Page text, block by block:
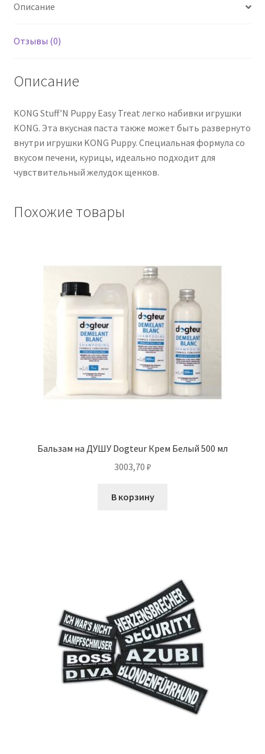
Описание
Отзывы (0)
Описание
KONG Stuff’N Puppy Easy Treat легко набивки игрушки
KONG. Эта вкусная паста также может быть развернуто
внутри игрушки KONG Puppy. Специальная формула со
вкусом печени, курицы, идеально подходит для
чувствительный желудок щенков.
Похожие товары
Бальзам на ДУШУ Dogteur Крем Белый 500 мл
3003,70 ₽
В корзину